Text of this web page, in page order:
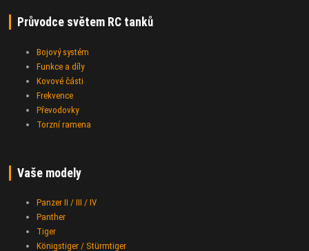
Průvodce světem RC tanků
Bojový systém
Funkce a díly
Kovové části
Frekvence
Převodovky
Torzní ramena
Vaše modely
Panzer II / III / IV
Panther
Tiger
Königstiger / Stürmtiger